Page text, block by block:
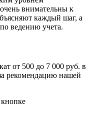
внимательны к
каждый шаг, а
ведению учета.
от 500 до 7 000 руб. в
рекомендацию нашей